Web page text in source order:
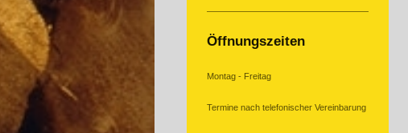
Öffnungszeiten
Montag - Freitag
Termine nach telefonischer Vereinbarung